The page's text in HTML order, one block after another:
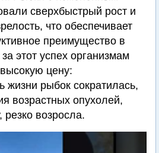
сверхбыстрый рост и
что обеспечивает
преимущество в
этот успех организмам
цену:
жизни рыбок сократилась,
возрастных опухолей,
возросла.